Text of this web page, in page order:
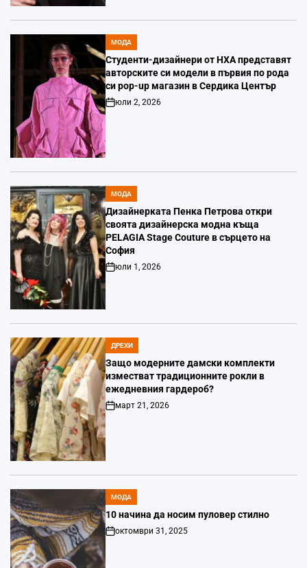
POSTED
IN
МОДА
Студенти-дизайнери от НХА представят
авторските си модели в първия по рода
си pop-up магазин в Сердика Център
Post
Date
юли 2, 2026
POSTED
IN
МОДА
Дизайнерката Пенка Петрова откри
своята дизайнерска модна къща
PELAGIA Stage Couture в сърцето на
София
Post
Date
юли 1, 2026
POSTED
IN
ДРЕХИ
Защо модерните дамски комплекти
изместват традиционните рокли в
ежедневния гардероб?
Post
Date
март 21, 2026
POSTED
IN
МОДА
10 начина да носим пуловер стилно
Post
октомври 31, 2025